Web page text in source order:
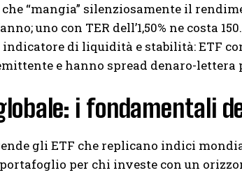
“mangia” silenziosamente il
uno con TER dell’1,50% ne
di liquidità e stabilità: ETF
e hanno spread denaro-lettera
i fondamentali
gli ETF che replicano indici
per chi investe con un